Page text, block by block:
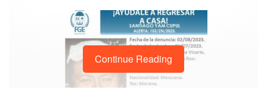
Continue Reading